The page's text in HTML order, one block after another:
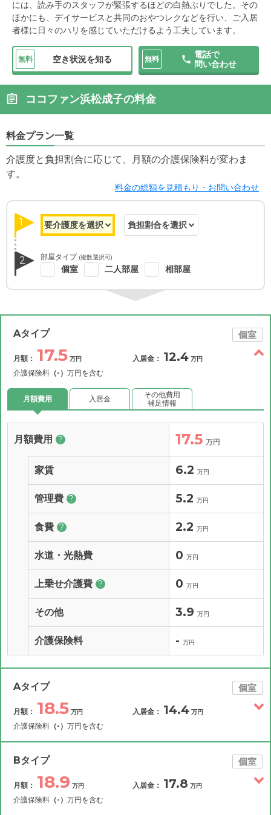
には、読み手のスタッフが緊張するほどの白熱ぶりでした。その
ほかにも、デイサービスと共同のおやつレクなどを行い、ご入居
者様に日々のハリを感じていただけるよう工夫しています。
無料 空き状況を知る 無料
電話で
問い合わせ
ココファン浜松成子の料金
料金プラン一覧
介護度と負担割合に応じて、月額の介護保険料が変わま
す。
料金の総額を見積もり・お問い合わせ
1
2 部屋タイプ (複数選択可)
個室 二人部屋 相部屋
Aタイプ 個室
月額： 17.5 万円
介護保険料 （-） 万円を含む
入居金： 12.4 万円
月額費用 入居金
その他費用
補足情報
月額費用 ? 17.5 万円
家賃 6.2 万円
管理費 ? 5.2 万円
食費 ? 2.2 万円
水道・光熱費 0 万円
上乗せ介護費 ? 0 万円
その他 3.9 万円
介護保険料 - 万円
Aタイプ 個室
月額： 18.5 万円
介護保険料 （-） 万円を含む
入居金： 14.4 万円
月額費用 18.5
Bタイプ 個室
月額： 18.9 万円
介護保険料 （-） 万円を含む
入居金： 17.8 万円